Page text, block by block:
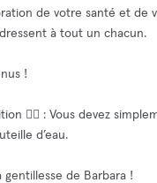
de votre santé et de
à tout un chacun.
!
🧘‍♂️ : Vous devez
d’eau.
gentillesse de Barbara !